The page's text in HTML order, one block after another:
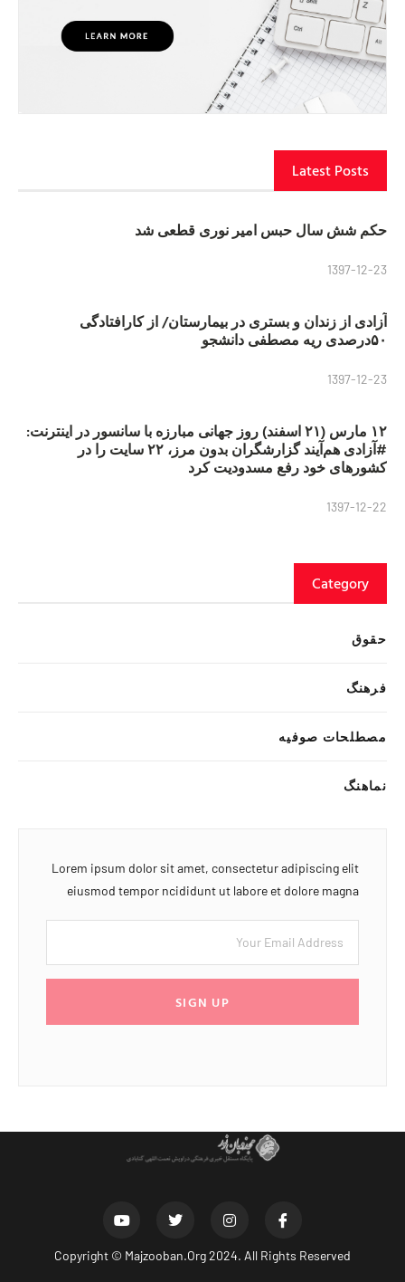
Latest Posts
حکم شش سال حبس امیر نوری قطعی شد
1397-12-23
آزادی از زندان و بستری در بیمارستان/ از کارافتادگی
۵۰درصدی ریه مصطفی دانشجو
1397-12-23
۱۲ مارس (۲۱ اسفند) روز جهانی مبارزه با سانسور در اینترنت:
#آزادی هم‌آیند گزارشگران‌ بدون مرز، ۲۲ سایت را در
کشورهای خود رفع مسدودیت کرد
1397-12-22
Category
حقوق
فرهنگ
مصطلحات صوفیه
نماهنگ
Lorem ipsum dolor sit amet, consectetur adipiscing elit
eiusmod tempor ncididunt ut labore et dolore magna
SIGN UP
Copyright © Majzooban.Org2024. All Rights Reserved